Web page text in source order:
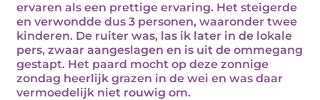
ervaren als een prettige ervaring. Het steigerde
en verwondde dus 3 personen, waaronder twee
kinderen. De ruiter was, las ik later in de lokale
pers, zwaar aangeslagen en is uit de ommegang
gestapt. Het paard mocht op deze zonnige
zondag heerlijk grazen in de wei en was daar
vermoedelijk niet rouwig om.